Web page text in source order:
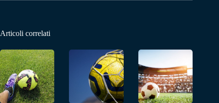
Articoli correlati